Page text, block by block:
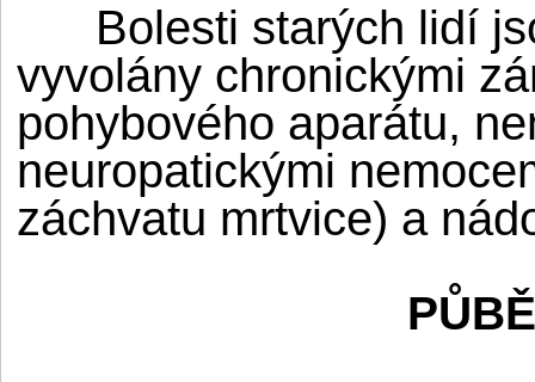
Bolesti starých lidí
vyvolány chronickými
pohybového aparátu,
neuropatickými
záchvatu mrtvice) a